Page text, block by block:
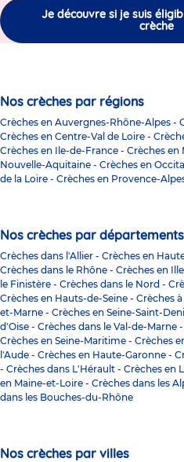
Je découvre si je suis
crèche
Nos crèches par régions
Crèches en Auvergnes-Rhône-Alpes -
Crèches en Centre-Val de Loire -
Crèches en Ile-de-France - Crèches en
Nouvelle-Aquitaine - Crèches en
de la Loire - Crèches en Provence-
Nos crèches par départements
Crèches dans l'Allier - Crèches en
Crèches dans le Rhône - Crèches en
le Finistère - Crèches dans le Nord -
Crèches en Hauts-de-Seine - Crèches
et-Marne - Crèches en Seine-Saint-
d'Oise - Crèches dans le Val-de-Marne -
Crèches en Seine-Maritime - Crèches
l'Aude - Crèches en Haute-Garonne -
- Crèches dans L'Hérault - Crèches en
en Maine-et-Loire - Crèches dans les
dans les Bouches-du-Rhône
Nos crèches par villes